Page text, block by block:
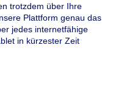
trotzdem über Ihre
Plattform genau das
jedes internetfähige
in kürzester Zeit